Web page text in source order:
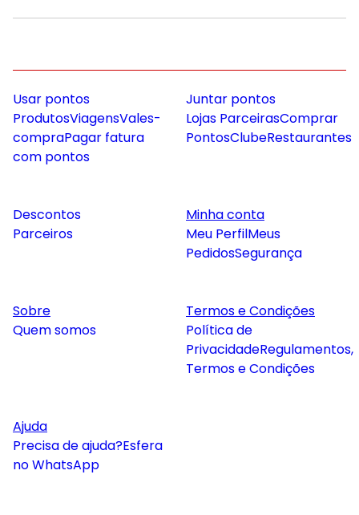
Usar pontos
ProdutosViagensVales-
compraPagar fatura
com pontos
Juntar pontos
Lojas ParceirasComprar
PontosClubeRestaurantes
Descontos
Parceiros
Minha conta
Meu PerfilMeus
PedidosSegurança
Sobre
Quem somos
Termos e Condições
Política de
PrivacidadeRegulamentos,
Termos e Condições
Ajuda
Precisa de ajuda?Esfera
no WhatsApp